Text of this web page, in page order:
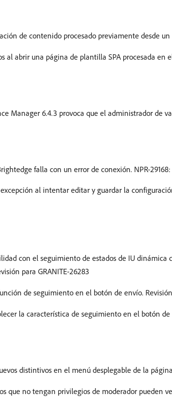
de contenido procesado previamente desde
al abrir una página de plantilla SPA procesada en
Manager 6.4.3 provoca que el administrador de
falla con un error de conexión. NPR-
al intentar editar y guardar la
con el seguimiento de estados de IU
para GRANITE-26283
de seguimiento en el botón de envío.
la característica de seguimiento en el botón
distintivos en el menú desplegable de la
que no tengan privilegios de moderador pueden